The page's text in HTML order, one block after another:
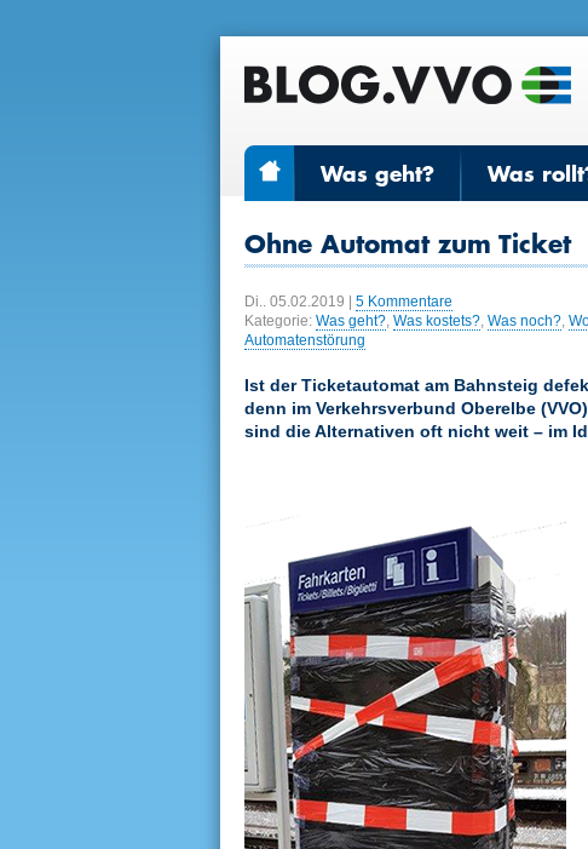
Was geht? Was
Ohne Automat zum Ticket
Di.. 05.02.2019
5 Kommentare
Kategorie: Was geht?, Was kostets?, Was noch?,
Automatenstörung
Ist der Ticketautomat am Bahnsteig
denn im Verkehrsverbund Oberelbe
sind die Alternativen oft nicht weit – im